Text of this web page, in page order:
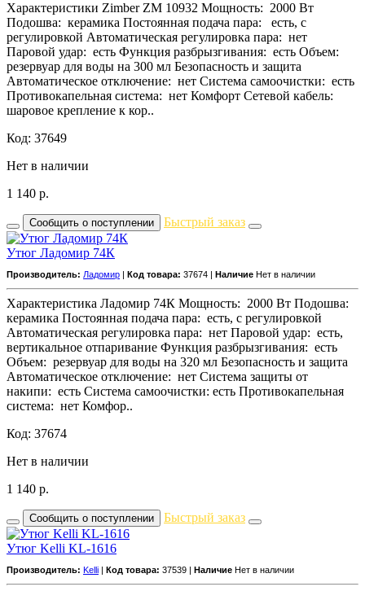
Характеристики Zimber ZM 10932 Мощность: 2000 Вт
Подошва: керамика Постоянная подача пара: есть, с
регулировкой Автоматическая регулировка пара: нет
Паровой удар: есть Функция разбрызгивания: есть Объем:
резервуар для воды на 300 мл Безопасность и защита
Автоматическое отключение: нет Система самоочистки: есть
Противокапельная система: нет Комфорт Сетевой кабель:
шаровое крепление к кор..
Код: 37649
Нет в наличии
1 140 р.
Сообщить о поступлении Быстрый заказ
Утюг Ладомир 74К
Производитель: Ладомир Код товара: 37674 | Наличие Нет в наличии
Характеристика Ладомир 74К Мощность: 2000 Вт Подошва:
керамика Постоянная подача пара: есть, с регулировкой
Автоматическая регулировка пара: нет Паровой удар: есть,
вертикальное отпаривание Функция разбрызгивания: есть
Объем: резервуар для воды на 320 мл Безопасность и защита
Автоматическое отключение: нет Система защиты от
накипи: есть Система самоочистки: есть Противокапельная
система: нет Комфор..
Код: 37674
Нет в наличии
1 140 р.
Сообщить о поступлении Быстрый заказ
Утюг Kelli KL-1616
Производитель: Kelli Код товара: 37539 | Наличие Нет в наличии